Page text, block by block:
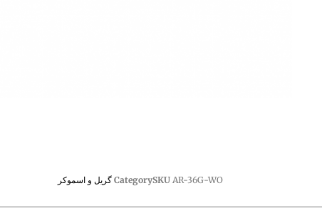
SKU AR-36G-WO
Category گریل و اسموکر